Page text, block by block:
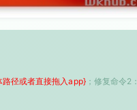
径或者直接拖入app}；修复命令2：